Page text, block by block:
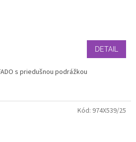
DETAIL
s priedušnou podrážkou
Kód: 974X539/25